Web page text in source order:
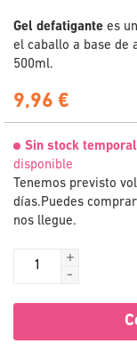
Gel defatigante es
el caballo a base de
500ml.
9,96 €
Sin stock
disponible
Tenemos previsto
días. Puedes
nos llegue.
+
-